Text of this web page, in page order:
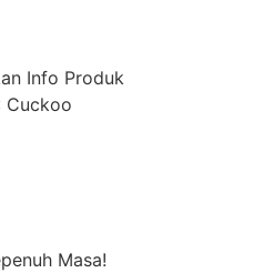
Info Produk
Cuckoo
Masa!